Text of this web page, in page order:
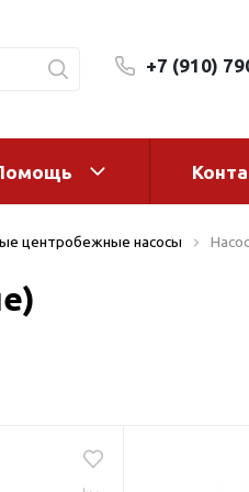
+7 (910)
Комплектующие
фильтры
центробежные насосы